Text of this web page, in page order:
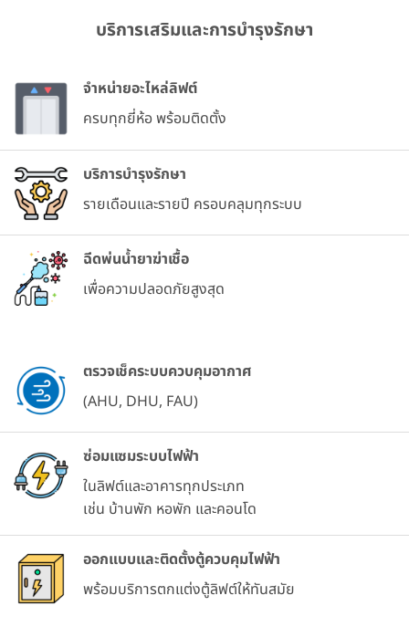
บริการเสริมและการบำรุงรักษา
จำหน่ายอะไหล่ลิฟต์
ครบทุกยี่ห้อ พร้อมติดตั้ง
บริการบำรุงรักษา
รายเดือนและรายปี ครอบคลุมทุกระบบ
ฉีดพ่นน้ำยาฆ่าเชื้อ
เพื่อความปลอดภัยสูงสุด
ตรวจเช็คระบบควบคุมอากาศ
(AHU, DHU, FAU)
ซ่อมแซมระบบไฟฟ้า
ในลิฟต์และอาคารทุกประเภท
เช่น บ้านพัก หอพัก และคอนโด
ออกแบบและติดตั้งตู้ควบคุมไฟฟ้า
พร้อมบริการตกแต่งตู้ลิฟต์ให้ทันสมัย